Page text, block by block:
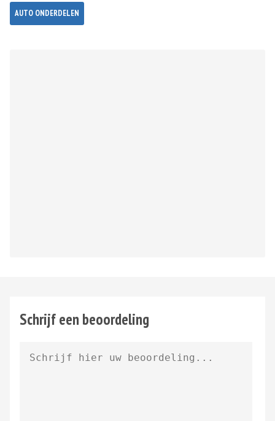
AUTO ONDERDELEN
Schrijf een beoordeling